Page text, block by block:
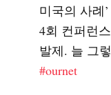
미국의 사례’
4회 컨퍼런
발제. 늘 그
#ournet